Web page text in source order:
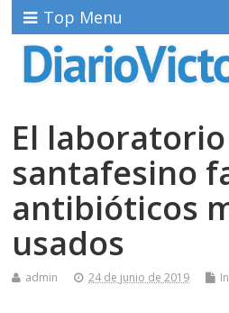
Top Menu
El
santafesino
antibióticos
usados
admin 24 de junio de 2019